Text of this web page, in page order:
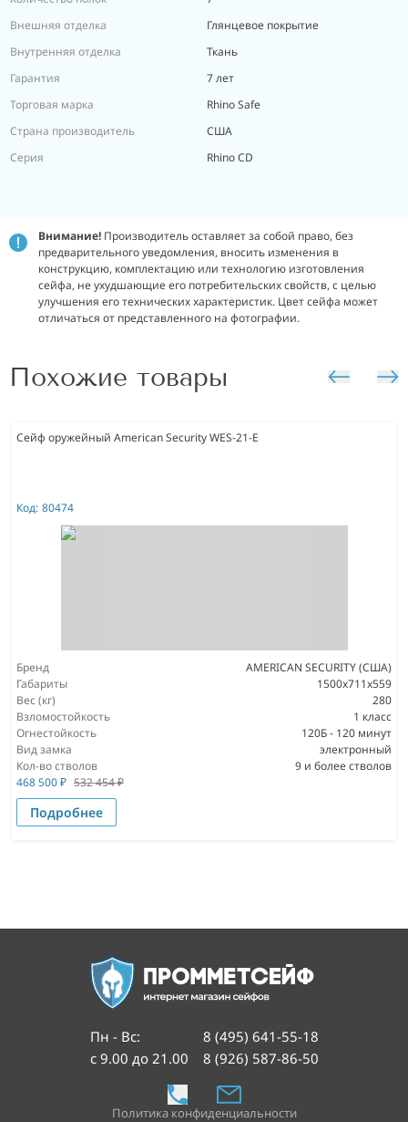
Внешняя отделка
Глянцевое покрытие
Внутренняя отделка
Ткань
Гарантия
7 лет
Торговая марка
Rhino Safe
Страна производитель
США
Серия
Rhino CD
Внимание! Производитель оставляет за собой право, без
предварительного уведомления, вносить изменения в
конструкцию, комплектацию или технологию изготовления
сейфа, не ухудшающие его потребительских свойств, с целью
улучшения его технических характеристик. Цвет сейфа может
отличаться от представленного на фотографии.
Похожие товары
Сейф оружейный American Security WES-21-E
Код: 80474
Бренд
AMERICAN SECURITY (США)
Габариты
1500x711x559
Вес (кг)
280
Взломостойкость
1 класс
Огнестойкость
120Б - 120 минут
Вид замка
электронный
Кол-во стволов
9 и более стволов
468 500₽ 532 454₽
Подробнее
Пн - Вс:
с 9.00 до 21.00
8 (495) 641-55-18
8 (926) 587-86-50
Политика конфиденциальности